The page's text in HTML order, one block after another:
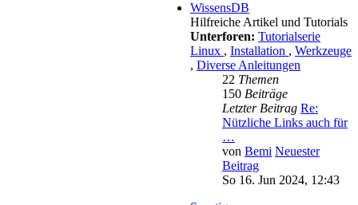
WissensDB
Hilfreiche Artikel und Tutorials
Unterforen: Tutorialserie
Linux , Installation , Werkzeuge
, Diverse Anleitungen
22 Themen
150 Beiträge
Letzter Beitrag Re:
Nützliche Links auch für
…
von Bemi Neuester
Beitrag
So 16. Jun 2024, 12:43